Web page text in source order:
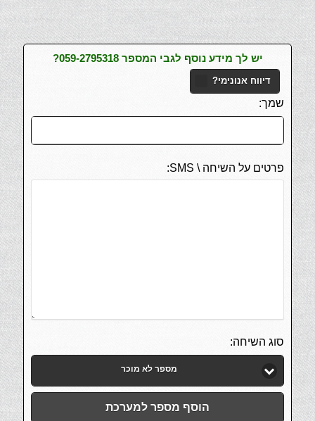
יש לך מידע נוסף לגבי המספר 059-2795318?
דיווח אנונימי?
שמך:
פרטים על השיחה \ SMS:
סוג השיחה:
מספר לא מוכר
הוסף מספר למערכת